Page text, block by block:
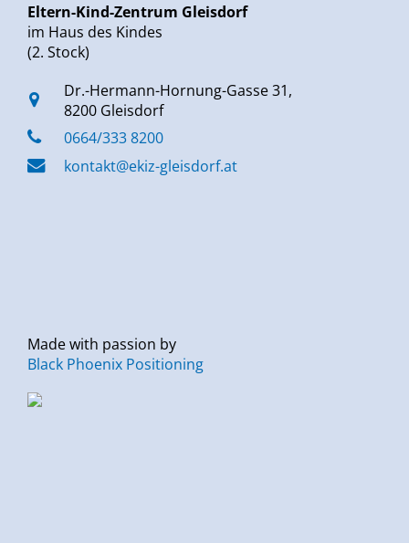
Eltern-Kind-Zentrum Gleisdorf
im Haus des Kindes
(2. Stock)
Dr.-Hermann-Hornung-Gasse 31,
8200 Gleisdorf
0664/333 8200
kontakt@ekiz-gleisdorf.at
Made with passion by
Black Phoenix Positioning